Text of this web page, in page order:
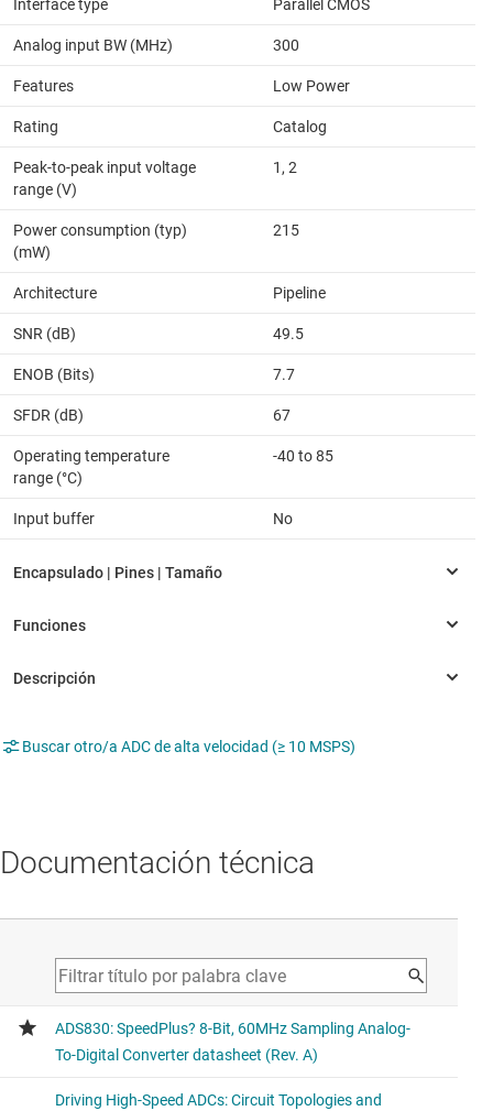
Interface type Parallel CMOS
Analog input BW (MHz) 300
Features Low Power
Rating Catalog
Peak-to-peak input voltage
range (V)
1, 2
Power consumption (typ)
(mW)
215
Architecture Pipeline
SNR (dB) 49.5
ENOB (Bits) 7.7
SFDR (dB) 67
Operating temperature
range (°C)
-40 to 85
Input buffer No
Buscar otro/a ADC de alta velocidad (≥ 10 MSPS)
Documentación técnica